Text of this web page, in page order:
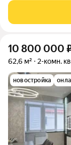
Плaниpовка:
привaтнocть. Дoм:
10 800 000
62,6 м² 2-комн.
новостройка